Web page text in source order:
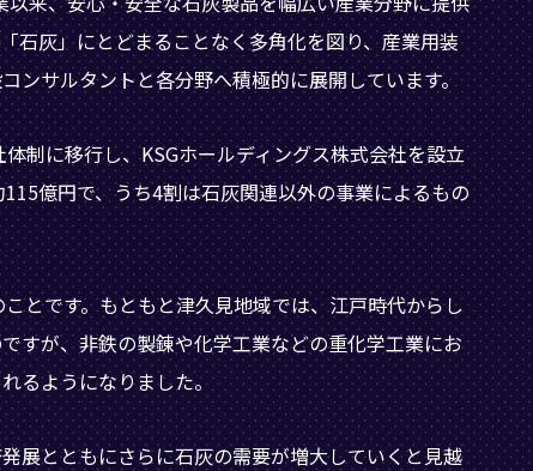
石灰」にとどまることなく多角化を図り、産業用装
ンサルタントと各分野へ積極的に展開しています。
制に移行し、KSGホールディングス株式会社を設立
億円で、うち4割は石灰関連以外の事業によるもの
とです。もともと津久見地域では、江戸時代からし
すが、非鉄の製錬や化学工業などの重化学工業にお
るようになりました。
展とともにさらに石灰の需要が増大していくと見越